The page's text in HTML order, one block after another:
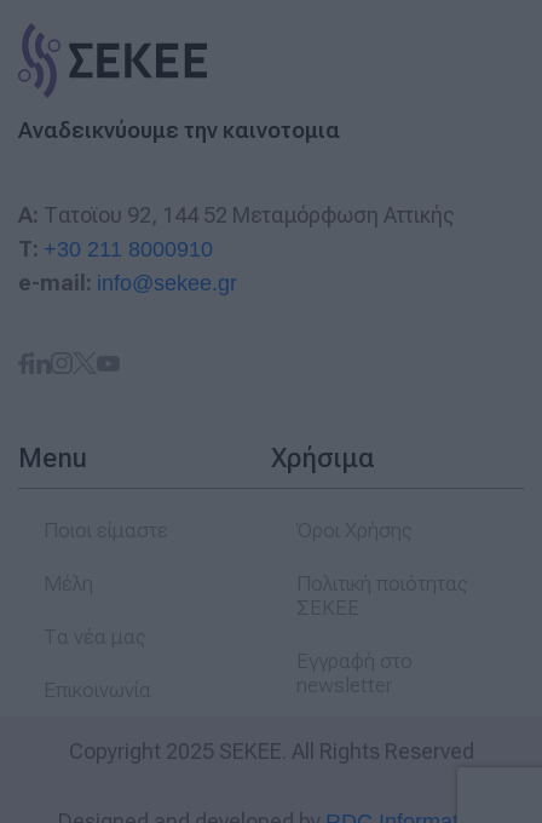
Αναδεικνύουμε την καινοτομια
A: Τατοϊου 92, 144 52 Μεταμόρφωση Αττικής
T: +30 211 8000910
e-mail: info@sekee.gr
Menu Χρήσιμα
Copyright 2025 SEKEE. All Rights Reserved